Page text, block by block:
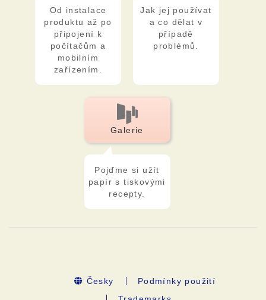
Od instalace
produktu až po
připojení k
počítačům a
mobilním
zařízením.
Jak jej používat
a co dělat v
případě
problémů.
Galerie
Pojďme si užít
papír s tiskovými
recepty.
Česky
Podmínky použití